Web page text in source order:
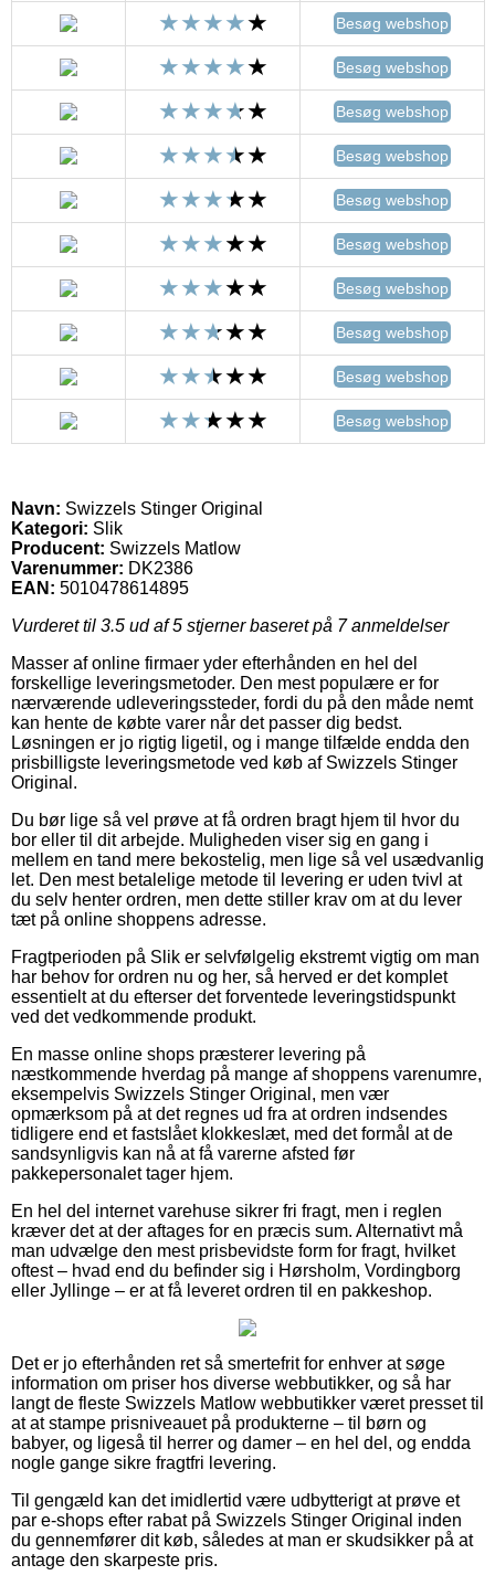
Besøg webshop
Besøg webshop
Besøg webshop
Besøg webshop
Besøg webshop
Besøg webshop
Besøg webshop
Besøg webshop
Besøg webshop
Besøg webshop
Navn: Swizzels Stinger Original
Kategori: Slik
Producent: Swizzels Matlow
Varenummer: DK2386
EAN: 5010478614895
Vurderet til 3.5 ud af 5 stjerner baseret på 7anmeldelser
Masser af online firmaer yder efterhånden en hel del
forskellige leveringsmetoder. Den mest populære er for
nærværende udleveringssteder, fordi du på den måde nemt
kan hente de købte varer når det passer dig bedst.
Løsningen er jo rigtig ligetil, og i mange tilfælde endda den
prisbilligste leveringsmetode ved køb af Swizzels Stinger
Original.
Du bør lige så vel prøve at få ordren bragt hjem til hvor du
bor eller til dit arbejde. Muligheden viser sig en gang i
mellem en tand mere bekostelig, men lige så vel usædvanlig
let. Den mest betalelige metode til levering er uden tvivl at
du selv henter ordren, men dette stiller krav om at du lever
tæt på online shoppens adresse.
Fragtperioden på Slik er selvfølgelig ekstremt vigtig om man
har behov for ordren nu og her, så herved er det komplet
essentielt at du efterser det forventede leveringstidspunkt
ved det vedkommende produkt.
En masse online shops præsterer levering på
næstkommende hverdag på mange af shoppens varenumre,
eksempelvis Swizzels Stinger Original, men vær
opmærksom på at det regnes ud fra at ordren indsendes
tidligere end et fastslået klokkeslæt, med det formål at de
sandsynligvis kan nå at få varerne afsted før
pakkepersonalet tager hjem.
En hel del internet varehuse sikrer fri fragt, men i reglen
kræver det at der aftages for en præcis sum. Alternativt må
man udvælge den mest prisbevidste form for fragt, hvilket
oftest – hvad end du befinder sig i Hørsholm, Vordingborg
eller Jyllinge – er at få leveret ordren til en pakkeshop.
Det er jo efterhånden ret så smertefrit for enhver at søge
information om priser hos diverse webbutikker, og så har
langt de fleste Swizzels Matlow webbutikker været presset til
at at stampe prisniveauet på produkterne – til børn og
babyer, og ligeså til herrer og damer – en hel del, og endda
nogle gange sikre fragtfri levering.
Til gengæld kan det imidlertid være udbytterigt at prøve et
par e-shops efter rabat på Swizzels Stinger Original inden
du gennemfører dit køb, således at man er skudsikker på at
antage den skarpeste pris.